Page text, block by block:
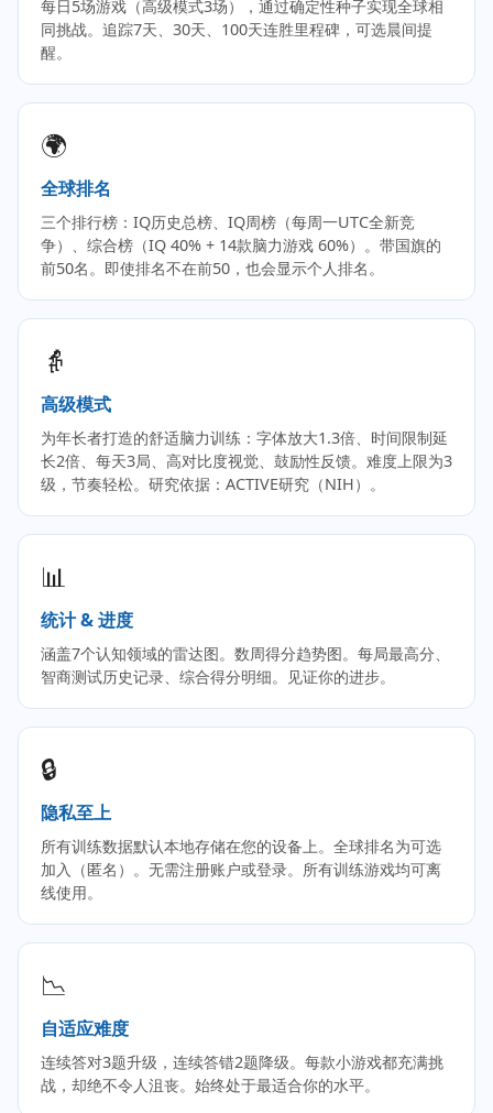
每日5场游戏（高级模式3场），通过确定性种子实现全球相
同挑战。追踪7天、30天、100天连胜里程碑，可选晨间提
醒。
🌍
全球排名
三个排行榜：IQ历史总榜、IQ周榜（每周一UTC全新竞
争）、综合榜（IQ 40% + 14款脑力游戏 60%）。带国旗的
前50名。即使排名不在前50，也会显示个人排名。
👵
高级模式
为年长者打造的舒适脑力训练：字体放大1.3倍、时间限制延
长2倍、每天3局、高对比度视觉、鼓励性反馈。难度上限为3
级，节奏轻松。研究依据：ACTIVE研究（NIH）。
📊
统计 & 进度
涵盖7个认知领域的雷达图。数周得分趋势图。每局最高分、
智商测试历史记录、综合得分明细。见证你的进步。
🔒
隐私至上
所有训练数据默认本地存储在您的设备上。全球排名为可选
加入（匿名）。无需注册账户或登录。所有训练游戏均可离
线使用。
📉
自适应难度
连续答对3题升级，连续答错2题降级。每款小游戏都充满挑
战，却绝不令人沮丧。始终处于最适合你的水平。